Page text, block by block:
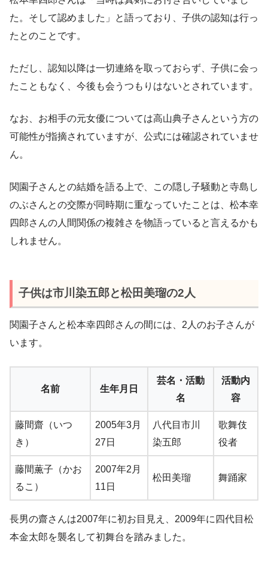
た。そして認めました」と語っており、子供の認知は行っ
たとのことです。
ただし、認知以降は一切連絡を取っておらず、子供に会っ
たこともなく、今後も会うつもりはないとされています。
なお、お相手の元女優については高山典子さんという方の
可能性が指摘されていますが、公式には確認されていませ
ん。
関園子さんとの結婚を語る上で、この隠し子騒動と寺島し
のぶさんとの交際が同時期に重なっていたことは、松本幸
四郎さんの人間関係の複雑さを物語っていると言えるかも
しれません。
子供は市川染五郎と松田美瑠の2人
関園子さんと松本幸四郎さんの間には、2人のお子さんが
います。
名前 生年月日
芸名・活動
名
活動内
容
藤間齋（いつ
き）
2005年3月
27日
八代目市川
染五郎
歌舞伎
役者
藤間薫子（かお
るこ）
2007年2月
11日
松田美瑠 舞踊家
長男の齋さんは2007年に初お目見え、2009年に四代目松
本金太郎を襲名して初舞台を踏みました。